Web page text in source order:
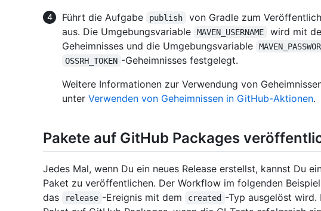
Führt die Aufgabe
publish von Gradle zum
aus. Die Umgebungsvariable MAVEN_USERNAME wird mit
Geheimnisses und die Umgebungsvariable
OSSRH_TOKEN -Geheimnisses festgelegt.
Weitere Informationen zur Verwendung von
unter Verwenden von Geheimnissen in GitHub-Aktionen.
Pakete auf GitHub Packages
Jedes Mal, wenn Du ein neues Release erstellst, kannst Du
Paket zu veröffentlichen. Der Workflow im folgenden
das
release -Ereignis mit dem created -Typ ausgelöst